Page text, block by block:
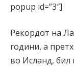
popup id=”3″]
Рекордот на
години, а
во Исланд, бил